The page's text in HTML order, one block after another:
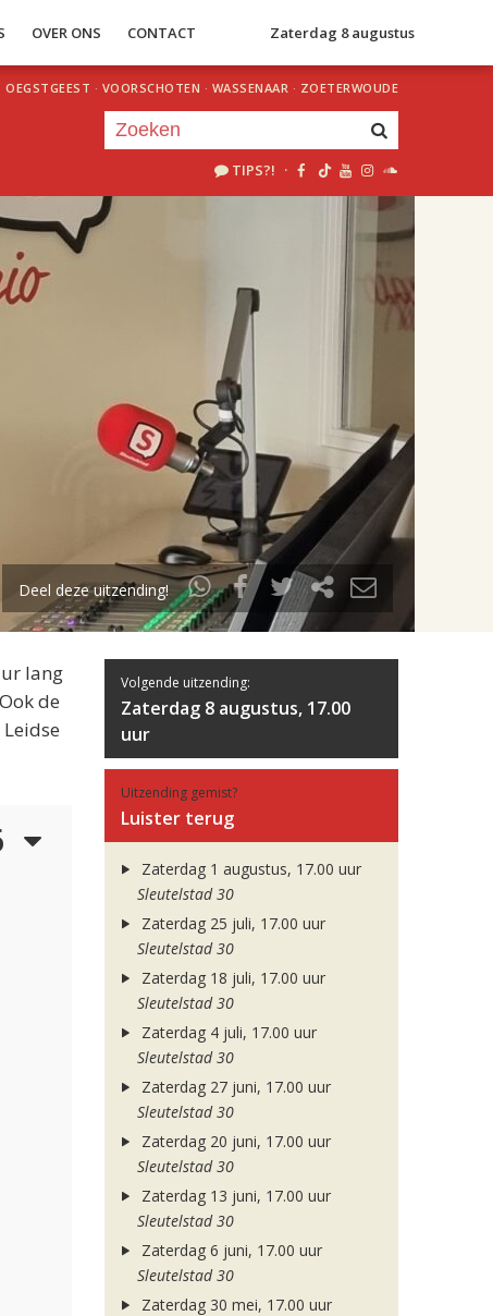
OVER ONS CONTACT Zaterdag 8 augustus
OEGSTGEEST · VOORSCHOTEN · WASSENAAR · ZOETERWOUDE
TIPS?! ·
uur 1 van 2
Volgend uur
Deel deze uitzending!
lang
de
Volgende uitzending:
Zaterdag 8 augustus, 17.00
uur
Uitzending gemist?
Luister terug
Zaterdag 1 augustus, 17.00 uur
Sleutelstad 30
Zaterdag 25 juli, 17.00 uur
Sleutelstad 30
Zaterdag 18 juli, 17.00 uur
Sleutelstad 30
Zaterdag 4 juli, 17.00 uur
Sleutelstad 30
Zaterdag 27 juni, 17.00 uur
Sleutelstad 30
Zaterdag 20 juni, 17.00 uur
Sleutelstad 30
Zaterdag 13 juni, 17.00 uur
Sleutelstad 30
Zaterdag 6 juni, 17.00 uur
Sleutelstad 30
Zaterdag 30 mei, 17.00 uur